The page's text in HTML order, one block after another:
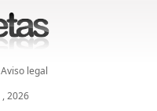
Aviso legal
, 2026